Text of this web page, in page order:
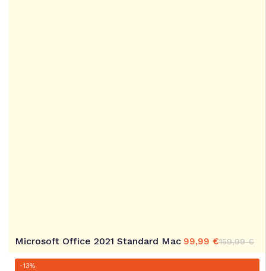
Microsoft Office 2021 Standard Mac 159,99€
Ursprünglicher
Preis
99,99 €
Aktueller
Preis
-13%